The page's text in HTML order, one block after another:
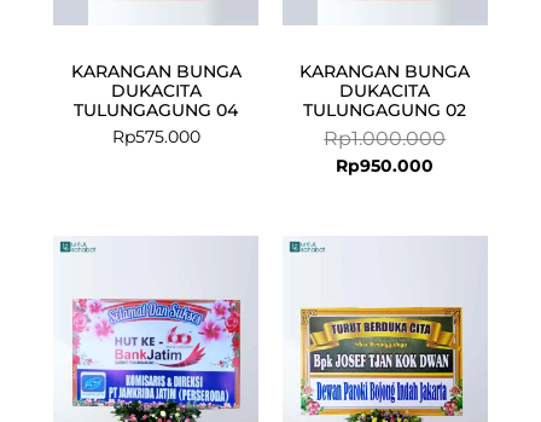
KARANGAN BUNGA
DUKACITA
TULUNGAGUNG 04
Rp575.000
KARANGAN BUNGA
DUKACITA
TULUNGAGUNG 02
Rp1.000.000
Rp950.000
was:
Rp599.000.
is:
Rp575.000.
Rp575.000.